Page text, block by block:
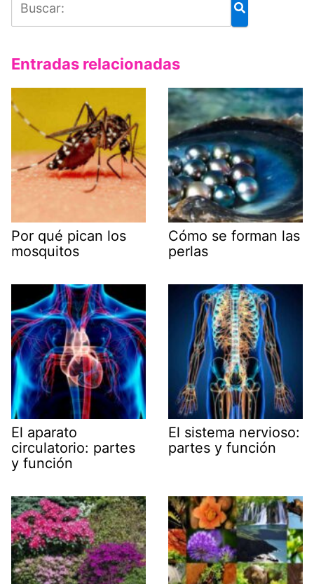
Entradas relacionadas
Por qué pican los
mosquitos
Cómo se forman las
perlas
El aparato
circulatorio: partes
y función
El sistema nervioso:
partes y función